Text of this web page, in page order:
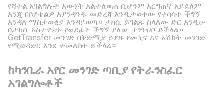
የሻትል አገልግሎት እውነት አልተለወጠ ቢሆንም እርግጠኛ አይደለም
እንጂ በየሆቴልዎ እያንዳንዱ መድረሻ እንዲታወቀው የተሳሳተ ችግኝ
እንዳለ ማስታወቂያ እንዳይወጣ። ታክሲ ይገልጹ ስላለው ድር እንዲሁ
በታክሲ አስተዋጽኦ የወደፊት ችግኝ ያለው ተገንዝቦ ይችላል።
GetTransfer መንገድ በቅድሚያ ይያዙ የመኪና እና አሽክት መንገድ
የሚወዳድር እንደ ተመለከተ ይችላል።
ከካንቤራ አየር መንገድ ጣቢያ የትራንስፈር
አገልግሎቶች